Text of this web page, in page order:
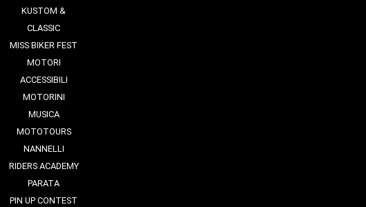
KUSTOM &
CLASSIC
MISS BIKER FEST
MOTORI
ACCESSIBILI
MOTORINI
MUSICA
MOTOTOURS
NANNELLI
RIDERS ACADEMY
PARATA
PIN UP CONTEST